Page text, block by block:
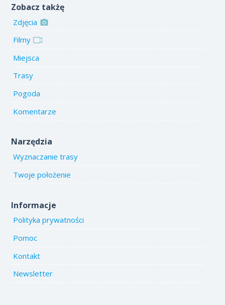
Zobacz takżę
Zdjęcia
Filmy
Miejsca
Trasy
Pogoda
Komentarze
Narzędzia
Wyznaczanie trasy
Twoje położenie
Informacje
Polityka prywatności
Pomoc
Kontakt
Newsletter